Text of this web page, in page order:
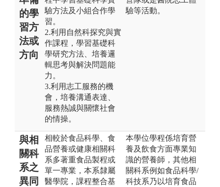
的學
習方
法或
方向
驗方法及小組合作學
習。
2.利用自然科探究與實
作課程，學習基礎科
學研究方法、培養邏
輯思考與解決問題能
力。
3.利用志工服務的機
會，培養溝通表達、
服務熱誠與關懷社會
的情操。
驗等活動。
與相
關科
系之
異同
相較於食品科學、食
品營養或健康相關科
系多著重食品製程或
單一專業，本系隸屬
醫學院，課程整合基
本學位學程係培育營
養及飲食方面專業知
識的營養師，其他相
關科系例如食品科學/
科技系乃以培育食品